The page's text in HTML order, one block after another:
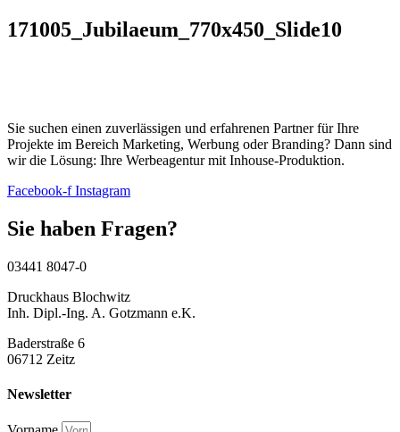
171005_Jubilaeum_770x450_Slide10
Sie suchen einen zuverlässigen und erfahrenen Partner für Ihre
Projekte im Bereich Marketing, Werbung oder Branding? Dann sind
wir die Lösung: Ihre Werbeagentur mit Inhouse-Produktion.
Facebook-f Instagram
Sie haben Fragen?
03441 8047-0
Druckhaus Blochwitz
Inh. Dipl.-Ing. A. Gotzmann e.K.
Baderstraße 6
06712 Zeitz
Newsletter